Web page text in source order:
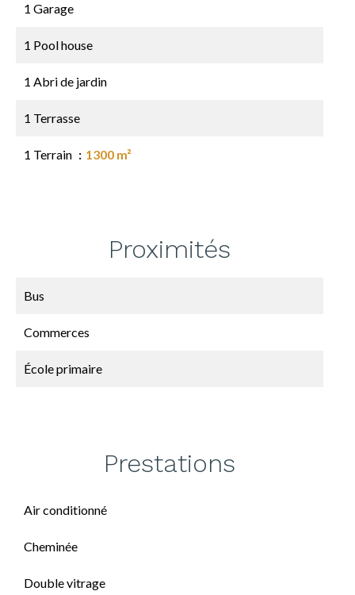
1 Garage
1 Pool house
1 Abri de jardin
1 Terrasse
1 Terrain 1300 m²
Proximités
Bus
Commerces
École primaire
Prestations
Air conditionné
Cheminée
Double vitrage